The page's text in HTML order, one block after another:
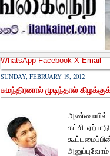
SUNDAY, FEBRUARY 19, 2012
சுமந்திரனால் முடிந்தால்
அண்மையில்
கட்சி
WhatsAppFacebookXEmail